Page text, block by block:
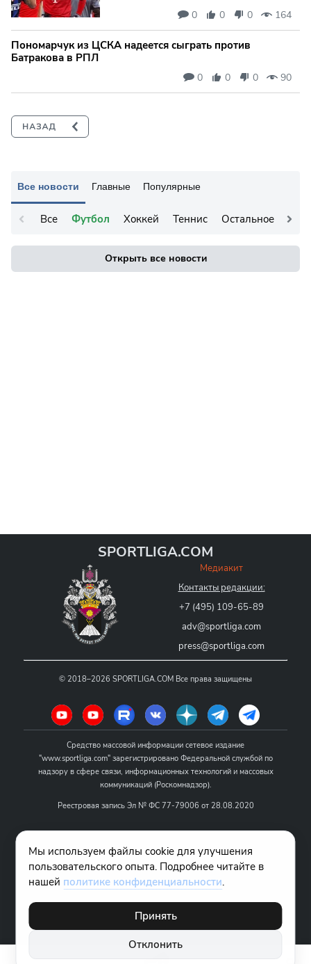
Все новости Главные Популярные
Все Футбол Хоккей Теннис Остальное
Открыть все новости
0 0 0 164
Пономарчук из ЦСКА надеется сыграть против
Батракова в РПЛ
0 0 0 90
SPORTLIGA.COM
Медиакит
Контакты редакции:
+7 (495) 109-65-89
adv@sportliga.com
press@sportliga.com
© 2018–2026 SPORTLIGA.COM Все права защищены
Средство массовой информации сетевое издание
"www.sportliga.com" зарегистрировано Федеральной службой по
надзору в сфере связи, информационных технологий и массовых
коммуникаций (Роскомнадзор).
Реестровая запись Эл № ФС 77-79006 от 28.08.2020
Название - www.sportliga.com
Учредитель СМИ сетевого издания "www.sportliga.com": ИП Чамин
О.Н.
Главный редактор СМИ сетевого издания "www.sportliga.com":
Хаимов Д.И.
18+
Мы используем файлы cookie для улучшения
пользовательского опыта. Подробнее читайте в
нашей политике конфиденциальности.
Принять
Отклонить